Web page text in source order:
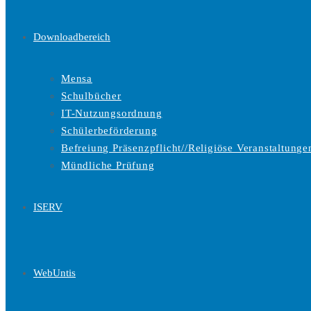
Downloadbereich
Mensa
Schulbücher
IT-Nutzungsordnung
Schülerbeförderung
Befreiung Präsenzpflicht//Religiöse
Mündliche Prüfung
ISERV
WebUntis